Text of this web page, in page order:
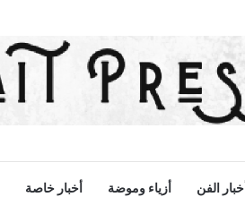
أخبار الفن أزياء وموضة أخبار خاصة